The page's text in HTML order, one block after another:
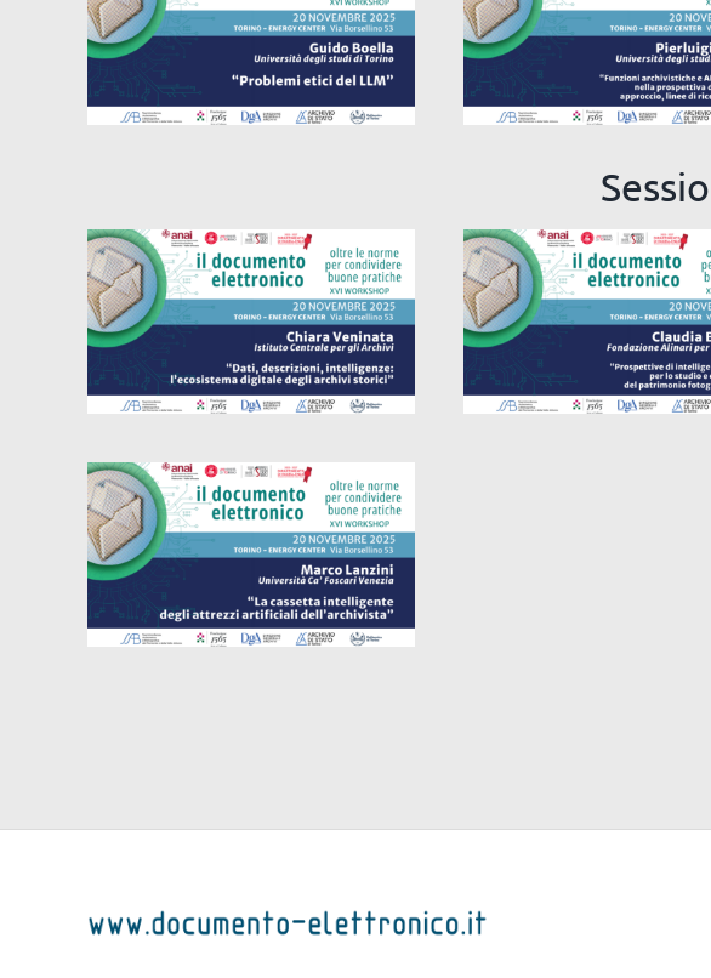
Problemi etici del LLM
Funzioni
responsabile
prospettiva di
approccio, linee di
risultati
Dati, descrizioni,
intelligenze: l’ecosistema
digitale degli archivi storici
Prospettive di
artificiale per lo
catalogazione
patrimonio
Alinari
La cassetta intelligente
degli attrezzi artificiali
dell’archivista